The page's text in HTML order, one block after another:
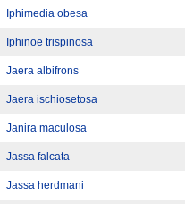
Iphimedia obesa
Iphinoe trispinosa
Jaera albifrons
Jaera ischiosetosa
Janira maculosa
Jassa falcata
Jassa herdmani